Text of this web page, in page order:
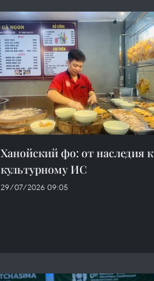
Ханойский фо: от наследия к
культурному ИС
29/07/2026 09:05